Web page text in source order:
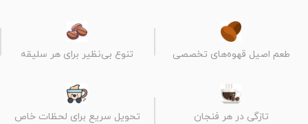
طعم اصیل قهوه‌های تخصصی تنوع بی‌نظیر برای هر سلیقه
تازگی در هر فنجان
تحویل سریع برای لحظات خاص